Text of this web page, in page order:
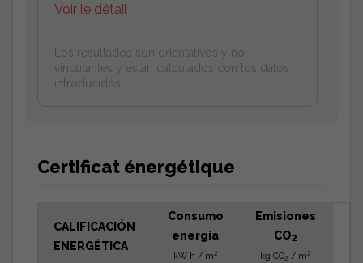
Voir le détail
Los resultados son orientativos y no
vinculantes y estan calculados con los datos
introducidos.
Certificat énergétique
CALIFICACIÓN
ENERGÉTICA
Consumo
energía
kW h / m2
Emisiones
CO2
kg CO2 / m2